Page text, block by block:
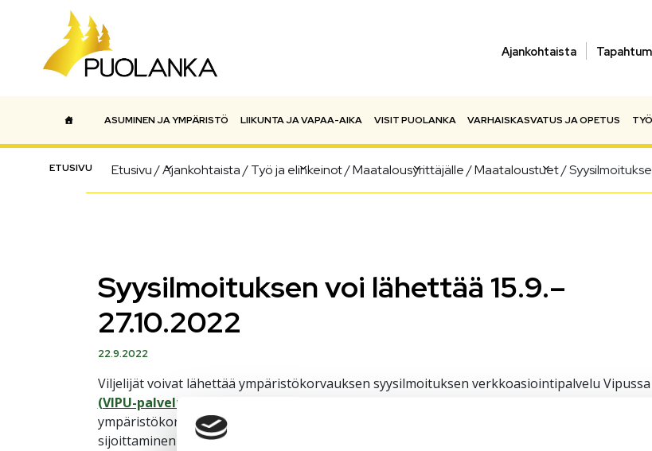
Ajankohtaista
Päävalikko
ETUSIVU
ASUMINEN JA YMPÄRISTÖ LIIKUNTA JA VAPAA-AIKA VISIT PUOLANKA VARHAISKASVATUS JA OPETUS
Etusivu/Ajankohtaista/Työ ja elinkeinot/Maatalousyrittäjälle/Maataloustuet/
Syysilmoituksen voi lähettää 15.9.–
27.10.2022
22.9.2022
Viljelijät voivat lähettää ympäristökorvauksen syysilmoituksen verkkoasiointipalvelu Vipussa
(VIPU-palvelu)
ympäristökorvauksen toimenpiteitä peltojen talviaikainen kasvipeitteisyys, lietelannan
sijoittaminen peltoon sekä ravinteiden ja orgaanisten aineiden kierrättäminen.